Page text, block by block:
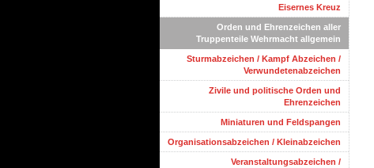
Eisernes Kreuz
Orden und Ehrenzeichen aller
Truppenteile Wehrmacht allgemein
Sturmabzeichen / Kampf Abzeichen /
Verwundetenabzeichen
Zivile und politische Orden und
Ehrenzeichen
Miniaturen und Feldspangen
Organisationsabzeichen / Kleinabzeichen
Veranstaltungsabzeichen /